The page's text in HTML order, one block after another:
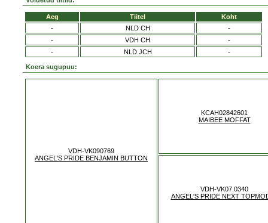
Aeg Tiitel
Koht
-
NLD CH
-
-
VDH CH
-
-
NLD JCH -
Koera sugupuu:
VDH-VK090769
ANGEL'S PRIDE BENJAMIN BUTTON
KCAH02842601
MAIBEE MOFFAT
VDH-VK07.0340
ANGEL'S PRIDE NEXT